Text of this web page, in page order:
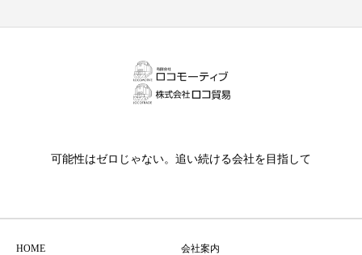
可能性はゼロじゃない。追い続ける会社を目指して
HOME 会社案内